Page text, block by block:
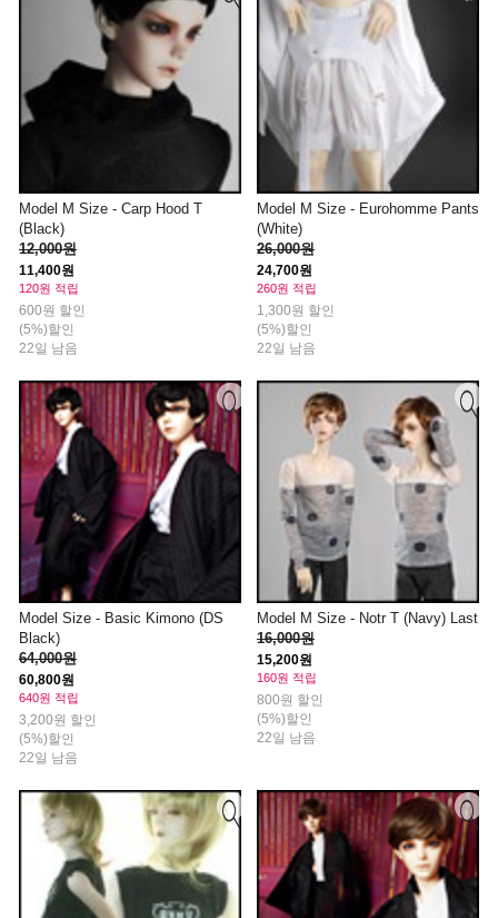
Model M Size - Carp Hood T
(Black)
12,000원
11,400원
120원 적립
600원 할인
(5%)할인
22일 남음
Model M Size - Eurohomme Pants
(White)
26,000원
24,700원
260원 적립
1,300원 할인
(5%)할인
22일 남음
Model Size - Basic Kimono (DS
Black)
64,000원
60,800원
640원 적립
3,200원 할인
(5%)할인
22일 남음
Model M Size - Notr T (Navy) Last
16,000원
15,200원
160원 적립
800원 할인
(5%)할인
22일 남음